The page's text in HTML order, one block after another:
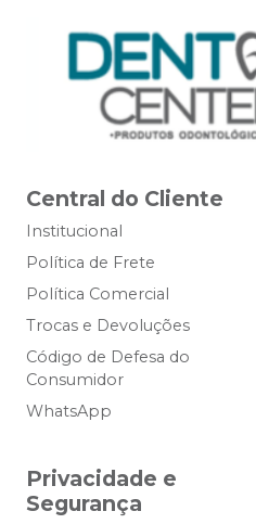
Central do Cliente
Institucional
Política de Frete
Política Comercial
Trocas e Devoluções
Código de Defesa do
Consumidor
WhatsApp
Privacidade e
Segurança